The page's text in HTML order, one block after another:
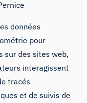
données
pour
sur des sites web,
interagissent
tracés
et de suivis de